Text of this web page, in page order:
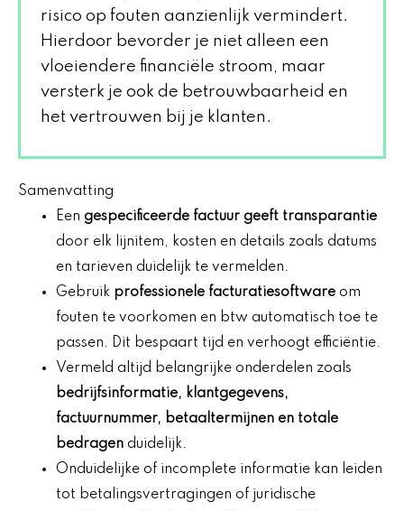
risico op fouten aanzienlijk vermindert.
Hierdoor bevorder je niet alleen een
vloeiendere financiële stroom, maar
versterk je ook de betrouwbaarheid en
het vertrouwen bij je klanten.
Samenvatting
Een gespecificeerde factuur geeft transparantie
door elk lijnitem, kosten en details zoals datums
en tarieven duidelijk te vermelden.
Gebruik professionele facturatiesoftware om
fouten te voorkomen en btw automatisch toe te
passen. Dit bespaart tijd en verhoogt efficiëntie.
Vermeld altijd belangrijke onderdelen zoals
bedrijfsinformatie, klantgegevens,
factuurnummer, betaaltermijnen en totale
bedragen duidelijk.
Onduidelijke of incomplete informatie kan leiden
tot betalingsvertragingen of juridische